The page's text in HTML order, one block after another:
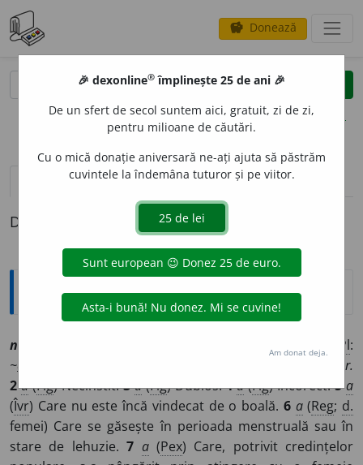
savings Donează
clear
opțiuni
definiții (1) pronunțievolume_up (6)
Definiția cu ID-ul 1142357:
Explicative DEX
necur Pl:
~a
murdar.
2 a(Fig) Necinstit.3 a(Fig) Dubios.4 a(Fig) Incorect.5 a
(Îvr) Care nu este încă vindecat de o boală. 6 a(Reg; d.
femei) Care se găsește în perioada menstruală sau în
stare de lehuzie.7 a(Pex) Care, potrivit credințelor
🎉 dexonline® împlinește 25 de ani 🎉
De un sfert de secol suntem aici, gratuit, zi de zi,
pentru milioane de căutări.
Cu o mică donație aniversară ne-ați ajuta să păstrăm
cuvintele la îndemâna tuturor și pe viitor.
Am donat deja.